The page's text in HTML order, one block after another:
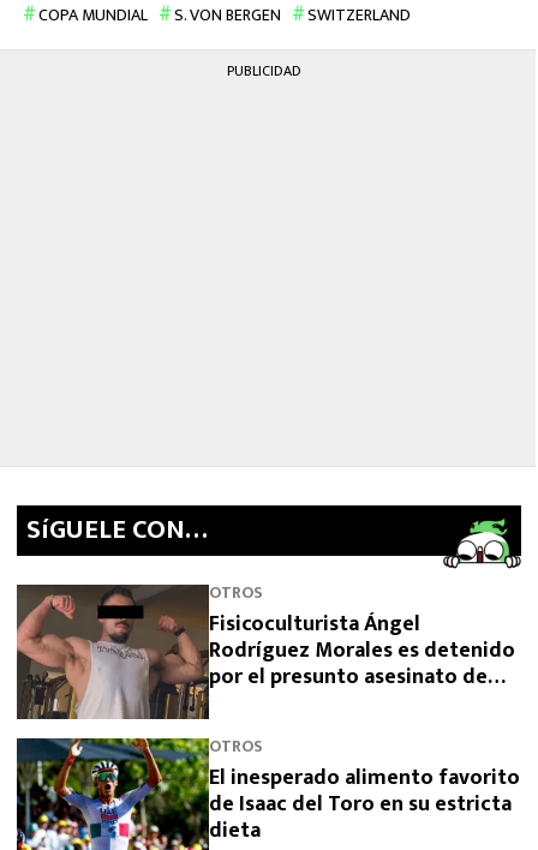
COPA MUNDIAL S. VON BERGEN SWITZERLAND
PUBLICIDAD
SíGUELE CON…
OTROS
Fisicoculturista Ángel
Rodríguez Morales es detenido
por el presunto asesinato de
OTROS
El inesperado alimento favorito
de Isaac del Toro en su estricta
dieta